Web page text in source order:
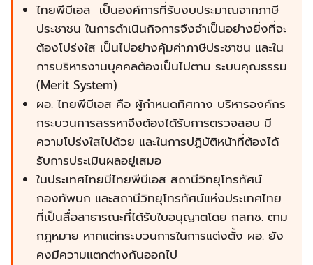
ไทยพีบีเอส เป็นองค์การที่รับงบประมาณจากภาษี
ประชาชน ในการดำเนินกิจการจึงจำเป็นอย่างยิ่งที่จะ
ต้องโปร่งใส เป็นไปอย่างคุ้มค่าภาษีประชาชน และใน
การบริหารงานบุคคลต้องเป็นไปตาม ระบบคุณธรรม
(Merit System)
ผอ. ไทยพีบีเอส คือ ผู้กำหนดทิศทาง บริหารองค์กร
กระบวนการสรรหาจึงต้องได้รับการตรวจสอบ มี
ความโปร่งใสไปด้วย และในการปฏิบัติหน้าที่ต้องได้
รับการประเมินผลอยู่เสมอ
ในประเทศไทยมีไทยพีบีเอส สถานีวิทยุโทรทัศน์
กองทัพบก และสถานีวิทยุโทรทัศน์แห่งประเทศไทย
ที่เป็นสื่อสาธารณะที่ได้รับใบอนุญาตโดย กสทช. ตาม
กฎหมาย หากแต่กระบวนการในการแต่งตั้ง ผอ. ยัง
คงมีความแตกต่างกันออกไป